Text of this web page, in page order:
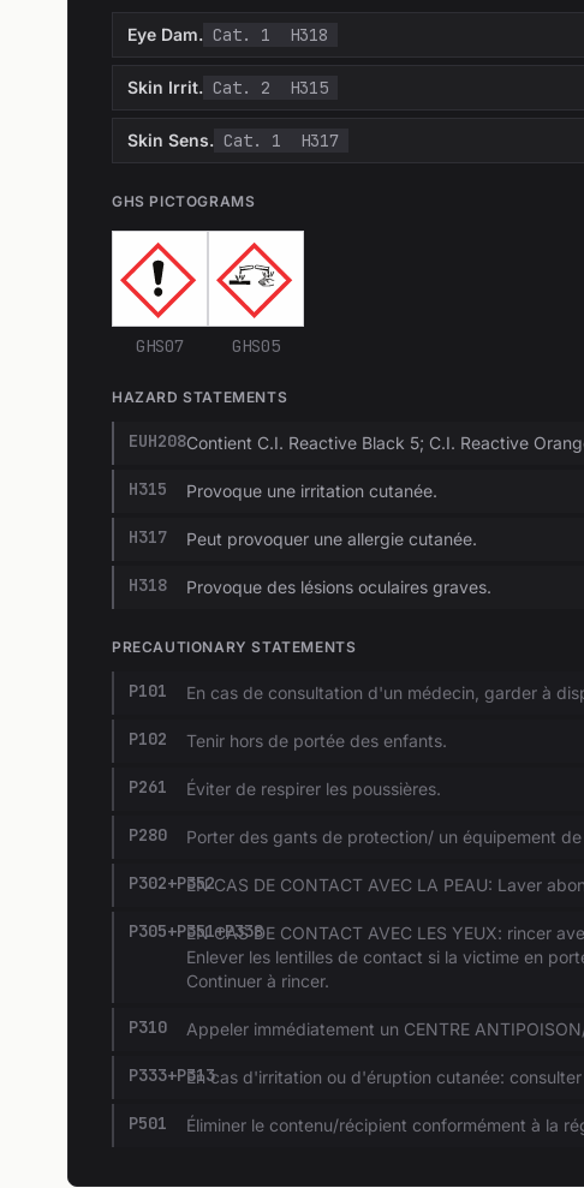
Eye Dam. Cat. 1 H318
Skin Irrit. Cat. 2 H315
Skin Sens. Cat. 1 H317
GHS PICTOGRAMS
GHS07 GHS05
HAZARD STATEMENTS
EUH208Contient C.I. Reactive Black 5; C.I. Reactive
H315 Provoque une irritation cutanée.
H317 Peut provoquer une allergie cutanée.
H318 Provoque des lésions oculaires graves.
PRECAUTIONARY STATEMENTS
P101 En cas de consultation d'un médecin, garder à
P102 Tenir hors de portée des enfants.
P261 Éviter de respirer les poussières.
P280 Porter des gants de protection/ un équipement
P302+P352EN CAS DE CONTACT AVEC LA PEAU: Laver
P305+P351+P338
EN CAS DE CONTACT AVEC LES YEUX: rincer
Enlever les lentilles de contact si la victime en
Continuer à rincer.
P310 Appeler immédiatement un CENTRE
P333+P313En cas d'irritation ou d'éruption cutanée:
P501 Éliminer le contenu/récipient conformément à la